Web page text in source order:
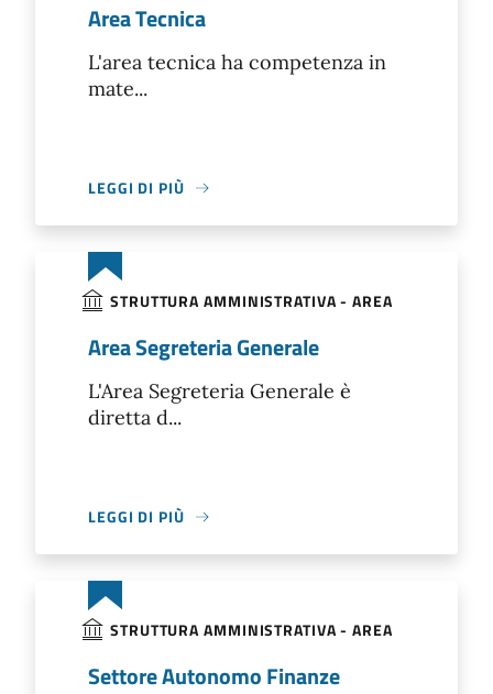
Area Tecnica
L'area tecnica ha competenza in
mate...
LEGGI DI PIÙ
STRUTTURA AMMINISTRATIVA - AREA
Area Segreteria Generale
L'Area Segreteria Generale è
diretta d...
LEGGI DI PIÙ
STRUTTURA AMMINISTRATIVA - AREA
Settore Autonomo Finanze